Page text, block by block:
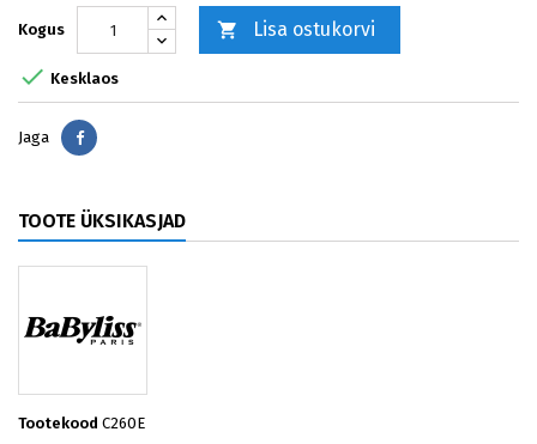
Kogus  Lisa ostukorvi
 Kesklaos
Jaga Jaga
TOOTE ÜKSIKASJAD
Tootekood C260E